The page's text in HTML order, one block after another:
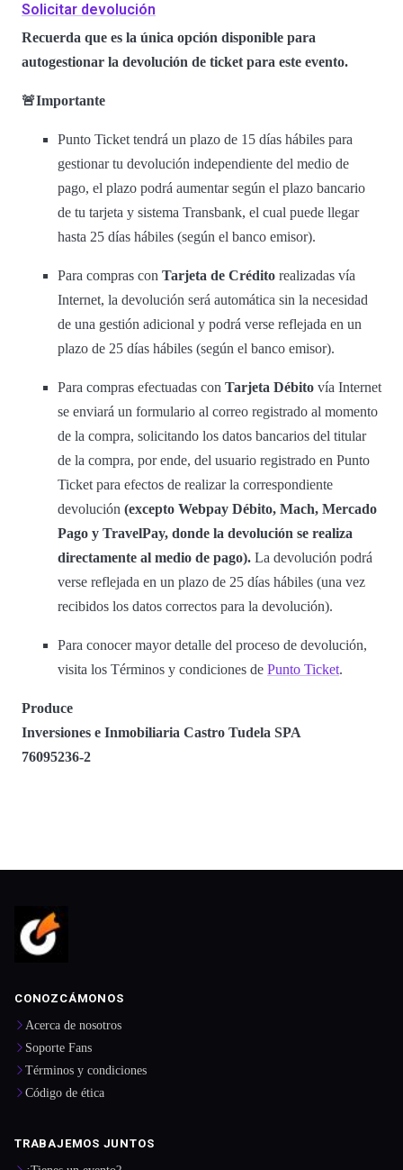
Solicitar devolución
Recuerda que es la única opción disponible para
autogestionar la devolución de ticket para este evento.
🚨Importante
Punto Ticket tendrá un plazo de 15 días hábiles para
gestionar tu devolución independiente del medio de
pago, el plazo podrá aumentar según el plazo bancario
de tu tarjeta y sistema Transbank, el cual puede llegar
hasta 25 días hábiles (según el banco emisor).
Para compras con Tarjeta de Crédito realizadas vía
Internet, la devolución será automática sin la necesidad
de una gestión adicional y podrá verse reflejada en un
plazo de 25 días hábiles (según el banco emisor).
Para compras efectuadas con Tarjeta Débito vía Internet
se enviará un formulario al correo registrado al momento
de la compra, solicitando los datos bancarios del titular
de la compra, por ende, del usuario registrado en Punto
Ticket para efectos de realizar la correspondiente
devolución (excepto Webpay Débito, Mach, Mercado
Pago y TravelPay, donde la devolución se realiza
directamente al medio de pago). La devolución podrá
verse reflejada en un plazo de 25 días hábiles (una vez
recibidos los datos correctos para la devolución).
Para conocer mayor detalle del proceso de devolución,
visita los Términos y condiciones de Punto Ticket.
Produce
Inversiones e Inmobiliaria Castro Tudela SPA
76095236-2
CONOZCÁMONOS
Acerca de nosotros
Soporte Fans
Términos y condiciones
Código de ética
TRABAJEMOS JUNTOS